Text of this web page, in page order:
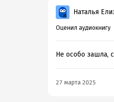
Наталья
Оценил аудиокнигу
Не особо зашла,
27 марта 2025